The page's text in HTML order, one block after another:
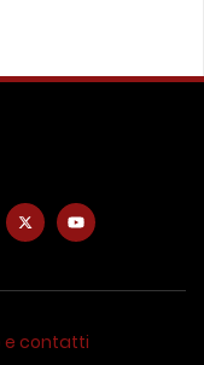
e contatti